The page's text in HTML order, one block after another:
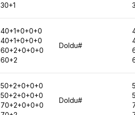
30+1
40+1+0+0+0
40+1+0+0+0
60+2+0+0+0
60+2
Doldu#
50+2+0+0+0
50+2+0+0+0
70+2+0+0+0
Doldu#